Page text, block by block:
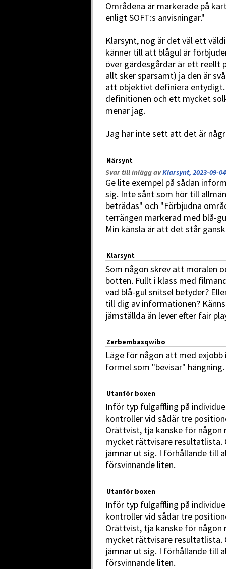
Områdena är markerade på
enligt SOFT:s anvisningar."
Klarsynt, nog är det väl ett
känner till att blågul är
över gärdesgårdar är ett reellt
allt sker sparsamt) ja den är
att objektivt definiera
definitionen och ett mycket
menar jag.
Jag har inte sett att det är
Närsynt
Svar till inlägg avKlarsynt, 2023-09-
Ge lite exempel på sådan
sig. Inte sånt som hör till
beträdas" och "Förbjudna
terrängen markerad med blå-
Min känsla är att det står
Klarsynt
Som någon skrev att moralen
botten. Fullt i klass med
vad blå-gul snitsel betyder?
till dig av informationen?
jämställda än lever efter fair
Zerbembasqwibo
Läge för någon att med
formel som "bevisar" hängning.
Utanför boxen
Inför typ fulgaffling på
kontroller vid sådär tre
Orättvist, tja kanske för någon
mycket rättvisare resultatlista.
jämnar ut sig. I förhållande till
försvinnande liten.
Utanför boxen
Inför typ fulgaffling på
kontroller vid sådär tre
Orättvist, tja kanske för någon
mycket rättvisare resultatlista.
jämnar ut sig. I förhållande till
försvinnande liten.